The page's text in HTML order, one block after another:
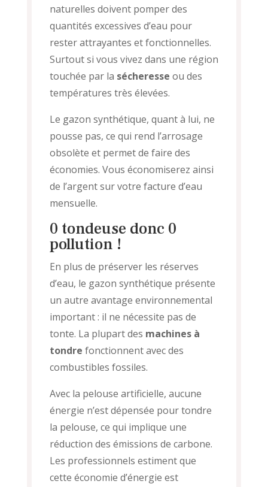
naturelles doivent pomper des
quantités excessives d’eau pour
rester attrayantes et fonctionnelles.
Surtout si vous vivez dans une région
touchée par la sécheresse ou des
températures très élevées.
Le gazon synthétique, quant à lui, ne
pousse pas, ce qui rend l’arrosage
obsolète et permet de faire des
économies. Vous économiserez ainsi
de l’argent sur votre facture d’eau
mensuelle.
0 tondeuse donc 0
pollution !
En plus de préserver les réserves
d’eau, le gazon synthétique présente
un autre avantage environnemental
important : il ne nécessite pas de
tonte. La plupart des machines à
tondre fonctionnent avec des
combustibles fossiles.
Avec la pelouse artificielle, aucune
énergie n’est dépensée pour tondre
la pelouse, ce qui implique une
réduction des émissions de carbone.
Les professionnels estiment que
cette économie d’énergie est